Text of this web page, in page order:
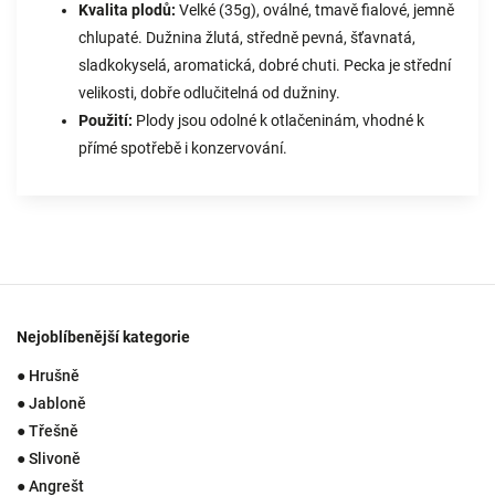
Kvalita plodů: Velké (35g), oválné, tmavě fialové, jemně
chlupaté. Dužnina žlutá, středně pevná, šťavnatá,
sladkokyselá, aromatická, dobré chuti. Pecka je střední
velikosti, dobře odlučitelná od dužniny.
Použití: Plody jsou odolné k otlačeninám, vhodné k
přímé spotřebě i konzervování.
Nejoblíbenější kategorie
● Hrušně
● Jabloně
● Třešně
● Slivoně
● Angrešt